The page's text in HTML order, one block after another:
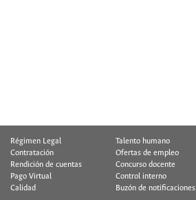
Régimen Legal
Talento humano
Contratación
Ofertas de empleo
Rendición de cuentas
Concurso docente
Pago Virtual
Control interno
Calidad
Buzón de notificaciones